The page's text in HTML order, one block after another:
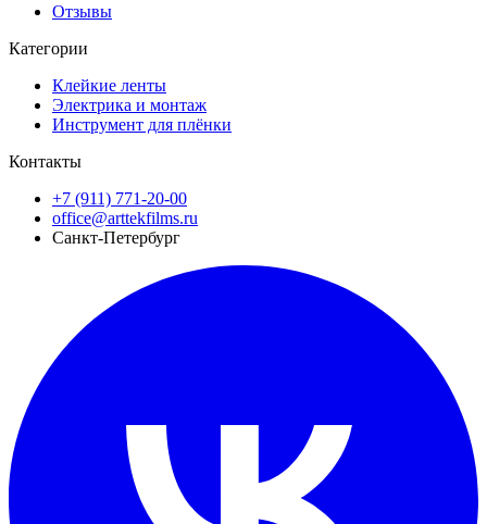
Отзывы
Категории
Клейкие ленты
Электрика и монтаж
Инструмент для плёнки
Контакты
+7 (911) 771-20-00
office@arttekfilms.ru
Санкт-Петербург